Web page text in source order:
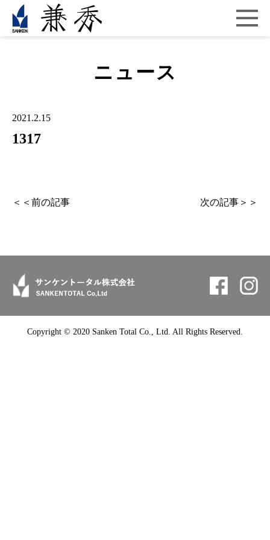
ニュース
2021.2.15
1317
＜＜前の記事 次の記事＞＞
Copyright © 2020 Sanken Total Co., Ltd. All Rights Reserved.